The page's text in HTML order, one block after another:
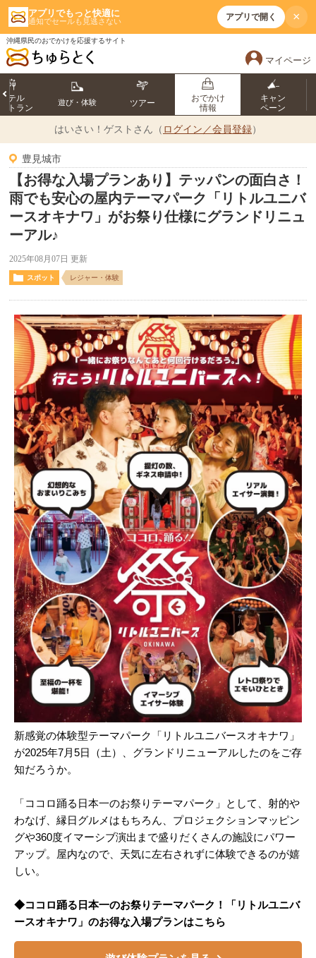
アプリでもっと快適に
通知でセールも見逃さない アプリで開く ×
沖縄県民のおでかけを応援するサイト
マイページ
ホテル
トラン
遊び・体験 ツアー
おでかけ
情報
キャン
ペーン
はいさい！ ゲストさん（ ログイン／会員登録）
豊見城市
【お得な入場プランあり】テッパンの面白さ！
雨でも安心の屋内テーマパーク「リトルユニバ
ースオキナワ」がお祭り仕様にグランドリニュ
ーアル♪
2025年08月07日 更新
スポット レジャー・体験
新感覚の体験型テーマパーク「リトルユニバースオキナワ」
が2025年7月5日（土）、グランドリニューアルしたのをご存
知だろうか。
「ココロ踊る日本一のお祭りテーマパーク」として、射的や
わなげ、縁日グルメはもちろん、プロジェクションマッピン
グや360度イマーシブ演出まで盛りだくさんの施設にパワー
アップ。屋内なので、天気に左右されずに体験できるのが嬉
しい。
◆ココロ踊る日本一のお祭りテーマパーク！「リトルユニバ
ースオキナワ」のお得な入場プランはこちら